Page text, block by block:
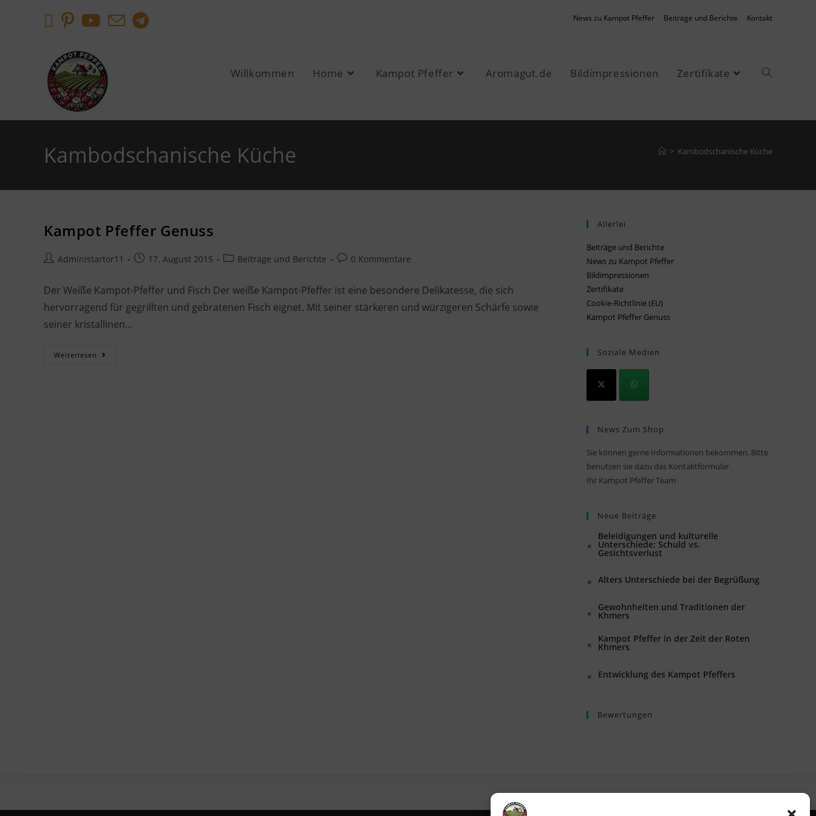
News zu Kampot Pfeffer Beiträge und Berichte Kontakt
Willkommen Home Kampot Pfeffer Aromagut.de Bildimpressionen Zertifikate
Kambodschanische Küche > Kambodschanische Küche
Kampot Pfeffer Genuss
Administartor11 17. August 2015 Beiträge und Berichte 0 Kommentare
Der Weiße Kampot-Pfeffer und Fisch Der weiße Kampot-Pfeffer ist eine besondere Delikatesse, die sich
hervorragend für gegrillten und gebratenen Fisch eignet. Mit seiner stärkeren und würzigeren Schärfe sowie
seiner kristallinen…
Weiterlesen
Allerlei
Beiträge und Berichte
News zu Kampot Pfeffer
Bildimpressionen
Zertifikate
Cookie-Richtlinie (EU)
Kampot Pfeffer Genuss
Soziale Medien
News Zum Shop
Sie können gerne Informationen bekommen. Bitte
benutzen sie dazu das Kontaktformular.
Ihr Kampot Pfeffer Team
Neue Beiträge
Beleidigungen und kulturelle
Unterschiede: Schuld vs.
Gesichtsverlust
Alters Unterschiede bei der Begrüßung
Gewohnheiten und Traditionen der
Khmers
Kampot Pfeffer in der Zeit der Roten
Khmers
Entwicklung des Kampot Pfeffers
Bewertungen